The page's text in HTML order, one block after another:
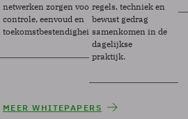
netwerken zorgen voor
controle, eenvoud en
toekomstbestendigheid.
regels, techniek en
bewust gedrag
samenkomen in de
dagelijkse
praktijk.
MEER WHITEPAPERS